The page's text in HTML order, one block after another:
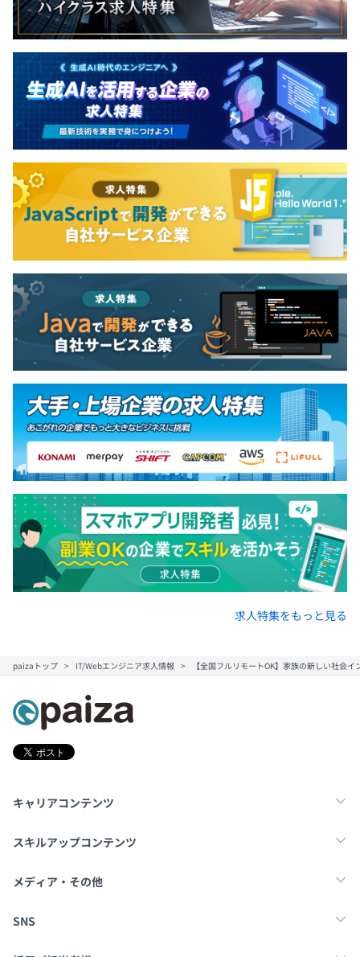
求人特集をもっと見る
paizaトップ IT/Webエンジニア求人情報 【全国フルリモートOK】家族の新しい社会
キャリアコンテンツ
転職・キャリア
スキルアップコンテンツ
学習
メディア・その他
Tech Team Journal
SNS